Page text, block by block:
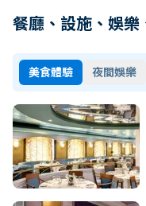
餐廳、設施、娛樂
美食體驗 夜間娛樂